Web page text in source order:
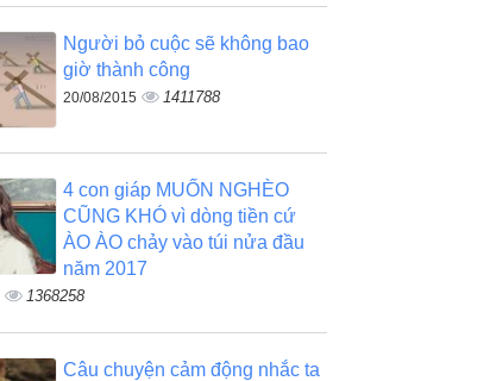
Người bỏ cuộc sẽ không bao
giờ thành công
20/08/2015 1411788
4 con giáp MUỐN NGHÈO
CŨNG KHÓ vì dòng tiền cứ
ÀO ÀO chảy vào túi nửa đầu
năm 2017
1368258
Câu chuyện cảm động nhắc ta